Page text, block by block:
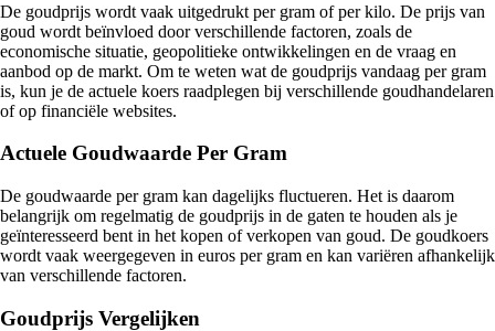
De goudprijs wordt vaak uitgedrukt per gram of per kilo. De prijs van
goud wordt beïnvloed door verschillende factoren, zoals de
economische situatie, geopolitieke ontwikkelingen en de vraag en
aanbod op de markt. Om te weten wat de goudprijs vandaag per gram
is, kun je de actuele koers raadplegen bij verschillende goudhandelaren
of op financiële websites.
Actuele Goudwaarde Per Gram
De goudwaarde per gram kan dagelijks fluctueren. Het is daarom
belangrijk om regelmatig de goudprijs in de gaten te houden als je
geïnteresseerd bent in het kopen of verkopen van goud. De goudkoers
wordt vaak weergegeven in euros per gram en kan variëren afhankelijk
van verschillende factoren.
Goudprijs Vergelijken